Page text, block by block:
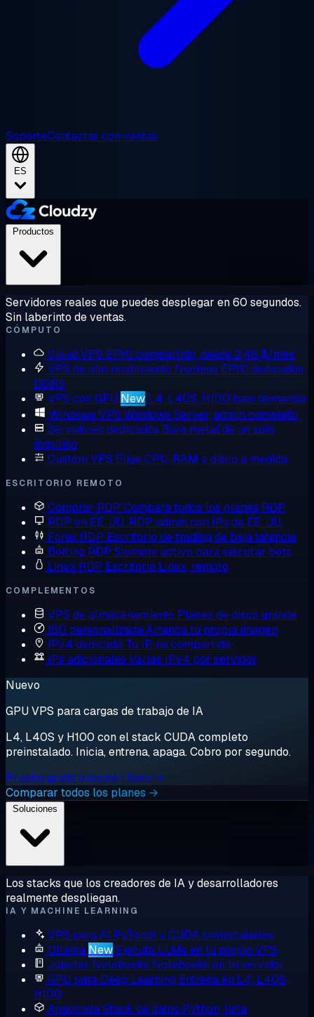
SoporteContactar con ventas
ES
Servidores reales que puedes desplegar en 60 segundos.
Sin laberinto de ventas.
CÓMPUTO
Cloud VPS EPYC compartido, desde 2,48 $/mes
VPS de alto rendimiento Núcleos EPYC dedicados,
DDR5
VPS con GPU New L4, L40S, H100 bajo demanda
Windows VPS Windows Server, admin completo
Servidores dedicados Bare metal de un solo
inquilino
Custom VPS Elige CPU, RAM y disco a medida
ESCRITORIO REMOTO
Comprar RDP Compara todos los planes RDP
RDP en EE. UU. RDP admin con IPs de EE. UU.
Forex RDP Escritorio de trading de baja latencia
Botting RDP Siempre activo para ejecutar bots
Linux RDP Escritorio Linux, remoto
COMPLEMENTOS
VPS de almacenamiento Planes de disco grande
ISO personalizadaArranca tu propia imagen
IPv4 dedicada Tu IP, no compartida
IPs adicionales Varias IPv4 por servidor
Nuevo
GPU VPS para cargas de trabajo de IA
L4, L40S y H100 con el stack CUDA completo
preinstalado. Inicia, entrena, apaga. Cobro por segundo.
Prueba gratis durante 1 hora →
Comparar todos los planes →
Los stacks que los creadores de IA y desarrolladores
realmente despliegan.
IA Y MACHINE LEARNING
VPS para AI PyTorch y CUDA preinstalados
Ollama New Ejecuta LLMs en tu propio VPS
Jupyter Notebooks Notebooks en tu servidor
GPU para Deep Learning Entrena en L4, L40S,
H100
AnacondaStack de datos Python, lista